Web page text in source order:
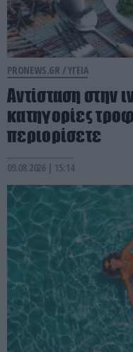
PRONEWS.GR /ΥΓΕΙΑ
Αντίσταση στην
κατηγορίες
περιορίσετε
09.08.2026 | 15:14